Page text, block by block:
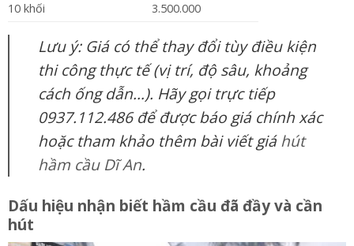
10 khối
3.500.000
Lưu ý: Giá có thể thay đổi tùy điều kiện
thi công thực tế (vị trí, độ sâu, khoảng
cách ống dẫn…). Hãy gọi trực tiếp
0937.112.486 để được báo giá chính xác
hoặc tham khảo thêm bài viết giáhút
hầm cầu Dĩ An.
Dấu hiệu nhận biết hầm cầu đã đầy và cần
hút